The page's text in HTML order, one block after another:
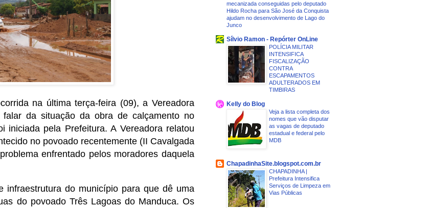
na última terça-feira (09), a Vereadora
da situação da obra de calçamento no
iniciada pela Prefeitura. A Vereadora relatou
no povoado recentemente (II Cavalgada
enfrentado pelos moradores daquela
infraestrutura do município para que dê uma
do povoado Três Lagoas do Manduca. Os
mecanizada conseguidas pelo deputado
Hildo Rocha para São José da Conquista
ajudam no desenvolvimento de Lago do
Junco
Sílvio Ramon - Repórter OnLine
POLÍCIA MILITAR
INTENSIFICA
FISCALIZAÇÃO
CONTRA
ESCAPAMENTOS
ADULTERADOS EM
TIMBIRAS
Kelly do Blog
Veja a lista completa dos
nomes que vão disputar
as vagas de deputado
estadual e federal pelo
MDB
ChapadinhaSite.blogspot.com.br
CHAPADINHA |
Prefeitura Intensifica
Serviços de Limpeza em
Vias Públicas